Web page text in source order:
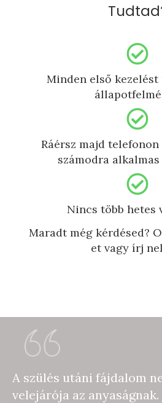
Minden első kezelést
Ráérsz majd
számodra
Nincs több hetes
Maradt még kérdésed?
et vagy írj
A szülés utáni fájdalom
velejárója az anyaságnak.